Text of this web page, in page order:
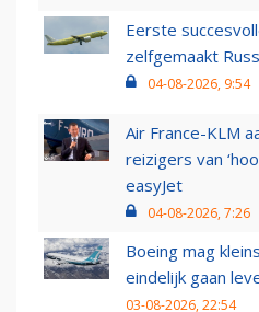
Eerste
zelfgemaakt
04-08-2026, 9:54
Air France-KLM
reizigers van
easyJet
04-08-2026, 7:26
Boeing mag
eindelijk gaan
03-08-2026, 22:54